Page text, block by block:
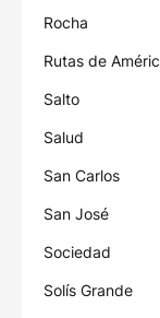
Rocha
Rutas de
Salto
Salud
San Carlos
San José
Sociedad
Solís Grande